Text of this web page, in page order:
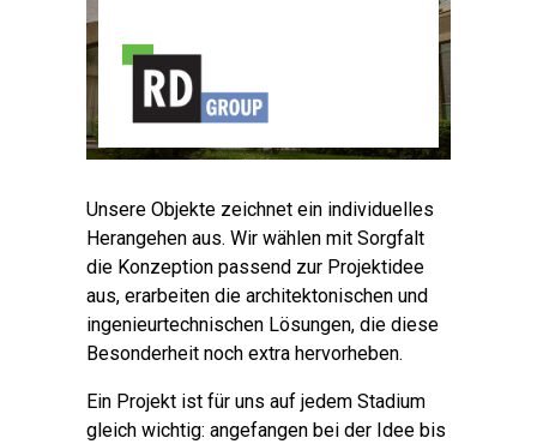
Unsere Objekte zeichnet ein individuelles
Herangehen aus. Wir wählen mit Sorgfalt
die Konzeption passend zur Projektidee
aus, erarbeiten die architektonischen und
ingenieurtechnischen Lösungen, die diese
Besonderheit noch extra hervorheben.
Ein Projekt ist für uns auf jedem Stadium
gleich wichtig: angefangen bei der Idee bis